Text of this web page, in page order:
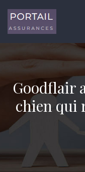
Goodflair
chien qui